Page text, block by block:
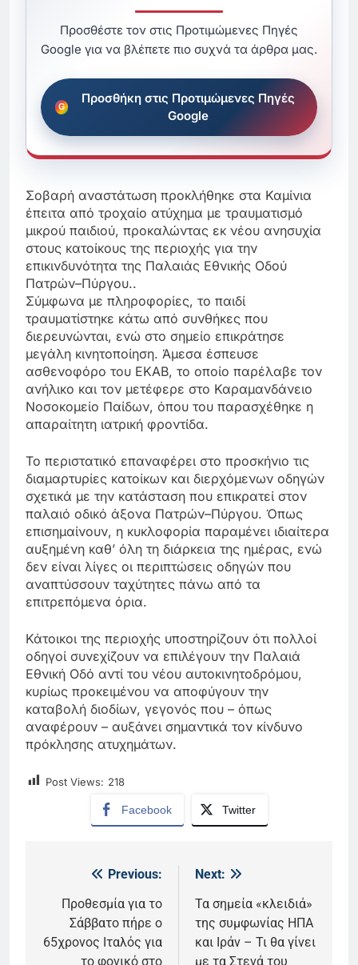
Προσθέστε τον στις Προτιμώμενες Πηγές
Google για να βλέπετε πιο συχνά τα άρθρα μας.
Προσθήκη στις Προτιμώμενες Πηγές
Google
Σοβαρή αναστάτωση προκλήθηκε στα Καμίνια
έπειτα από τροχαίο ατύχημα με τραυματισμό
μικρού παιδιού, προκαλώντας εκ νέου ανησυχία
στους κατοίκους της περιοχής για την
επικινδυνότητα της Παλαιάς Εθνικής Οδού
Πατρών–Πύργου..
Σύμφωνα με πληροφορίες, το παιδί
τραυματίστηκε κάτω από συνθήκες που
διερευνώνται, ενώ στο σημείο επικράτησε
μεγάλη κινητοποίηση. Άμεσα έσπευσε
ασθενοφόρο του ΕΚΑΒ, το οποίο παρέλαβε τον
ανήλικο και τον μετέφερε στο Καραμανδάνειο
Νοσοκομείο Παίδων, όπου του παρασχέθηκε η
απαραίτητη ιατρική φροντίδα.
Το περιστατικό επαναφέρει στο προσκήνιο τις
διαμαρτυρίες κατοίκων και διερχόμενων οδηγών
σχετικά με την κατάσταση που επικρατεί στον
παλαιό οδικό άξονα Πατρών–Πύργου. Όπως
επισημαίνουν, η κυκλοφορία παραμένει ιδιαίτερα
αυξημένη καθ’ όλη τη διάρκεια της ημέρας, ενώ
δεν είναι λίγες οι περιπτώσεις οδηγών που
αναπτύσσουν ταχύτητες πάνω από τα
επιτρεπόμενα όρια.
Κάτοικοι της περιοχής υποστηρίζουν ότι πολλοί
οδηγοί συνεχίζουν να επιλέγουν την Παλαιά
Εθνική Οδό αντί του νέου αυτοκινητοδρόμου,
κυρίως προκειμένου να αποφύγουν την
καταβολή διοδίων, γεγονός που – όπως
αναφέρουν – αυξάνει σημαντικά τον κίνδυνο
πρόκλησης ατυχημάτων.
Post Views: 218
Facebook Twitter
Πλοήγηση
άρθρων
Previous:
Προθεσμία για το
Σάββατο πήρε ο
65χρονος Ιταλός για
το φονικό στο
Next:
Τα σημεία «κλειδιά»
της συμφωνίας ΗΠΑ
και Ιράν – Τι θα γίνει
με τα Στενά του